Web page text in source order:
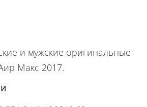
и мужские оригинальные
Макс 2017.